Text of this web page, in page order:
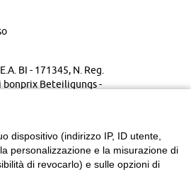
BI - 171345, N. Reg.
bonprix Beteiligungs -
dispositivo (indirizzo IP, ID utente,
personalizzazione e la misurazione di
di revocarlo) e sulle opzioni di